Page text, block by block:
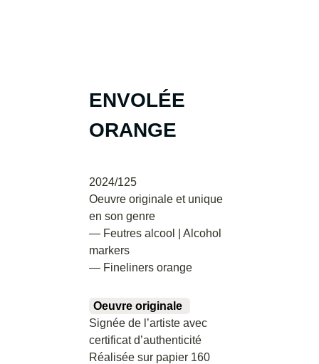
ENVOLÉE
ORANGE
2024/125
Oeuvre originale et unique
en son genre
— Feutres alcool | Alcohol
markers
— Fineliners orange
Oeuvre originale
Signée de l’artiste avec
certificat d’authenticité
Réalisée sur papier 160